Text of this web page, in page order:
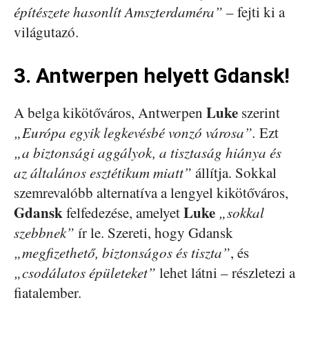
építészete hasonlít Amszterdaméra” – fejti ki a
világutazó.
3. Antwerpen helyett Gdansk!
A belga kikötőváros, Antwerpen Luke szerint
„Európa egyik legkevésbé vonzó városa”. Ezt
„a biztonsági aggályok, a tisztaság hiánya és
az általános esztétikum miatt” állítja. Sokkal
szemrevalóbb alternatíva a lengyel kikötőváros,
Gdanskfelfedezése, amelyetLuke „sokkal
szebbnek” ír le. Szereti, hogy Gdansk
„megfizethető, biztonságos és tiszta”, és
„csodálatos épületeket” lehet látni – részletezi a
fiatalember.